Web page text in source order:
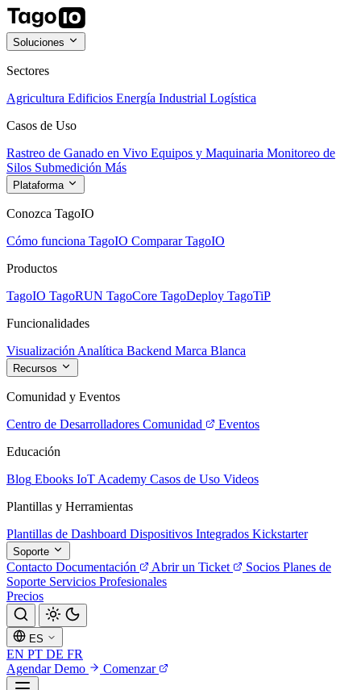
Soluciones
Sectores
Agricultura Edificios Energía Industrial Logística
Casos de Uso
Rastreo de Ganado en Vivo Equipos y Maquinaria Monitoreo de
Silos Submedición Más
Plataforma
Conozca TagoIO
Cómo funciona TagoIO Comparar TagoIO
Productos
TagoIO TagoRUN TagoCore TagoDeploy TagoTiP
Funcionalidades
Visualización Analítica Backend Marca Blanca
Recursos
Comunidad y Eventos
Centro de Desarrolladores Comunidad
Eventos
Educación
Blog Ebooks IoT Academy Casos de Uso Videos
Plantillas y Herramientas
Plantillas de Dashboard Dispositivos Integrados Kickstarter
Soporte
Contacto Documentación Abrir un Ticket Socios Planes de
Soporte Servicios Profesionales
Precios
ES
EN PT DE FR
Agendar Demo
Comenzar